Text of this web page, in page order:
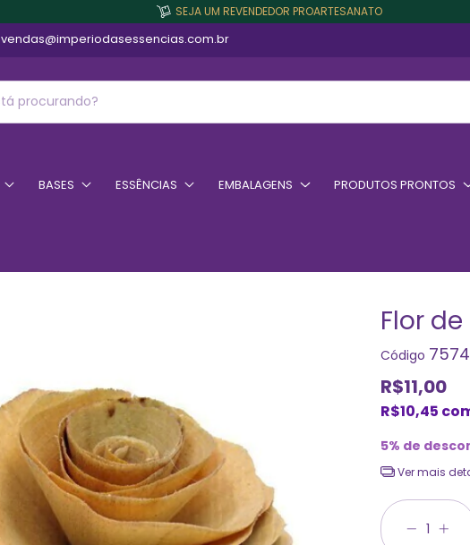
SEJA UM REVENDEDOR PROARTESANATO
vendas@imperiodasessencias.com.br
BASES ESSÊNCIAS EMBALAGENS PRODUTOS PRONTOS
Flor
Código 7574
R$11,00
R$10,45
5% de
Ver mais